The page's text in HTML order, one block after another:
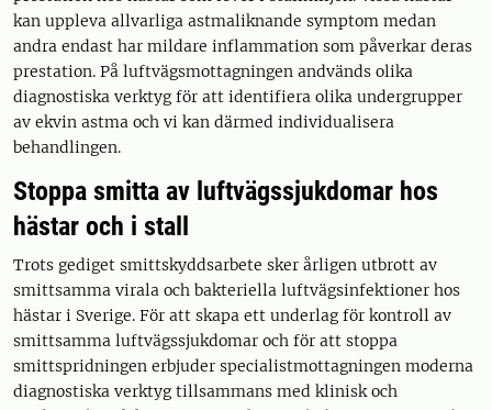
kan uppleva allvarliga astmaliknande symptom medan
andra endast har mildare inflammation som påverkar deras
prestation. På luftvägsmottagningen andvänds olika
diagnostiska verktyg för att identifiera olika undergrupper
av ekvin astma och vi kan därmed individualisera
behandlingen.
Stoppa smitta av luftvägssjukdomar hos
hästar och i stall
Trots gediget smittskyddsarbete sker årligen utbrott av
smittsamma virala och bakteriella luftvägsinfektioner hos
hästar i Sverige. För att skapa ett underlag för kontroll av
smittsamma luftvägssjukdomar och för att stoppa
smittspridningen erbjuder specialistmottagningen moderna
diagnostiska verktyg tillsammans med klinisk och